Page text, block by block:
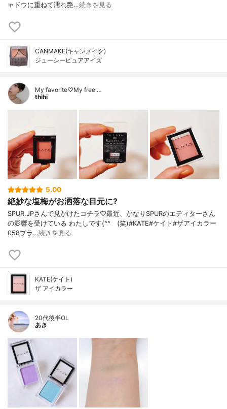
ャドウに重ねて濡れ艶…続きを見る
CANMAKE(キャンメイク)
ジューシーピュアアイズ
My favorite♡My free …
thihi
5.00
絶妙な塩梅がお洒落な目元に?
SPUR.JPさんで見かけたコチラ♡最近、かなりSPURのエディターさん
の影響を受けている わたしです(^^ゞ(笑)#KATE#ケイト#ザアイカラー
058ブラ…続きを見る
KATE(ケイト)
ザ アイカラー
20代後半OL
あき